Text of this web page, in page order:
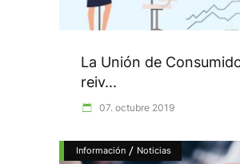
La Unión de
reiv...
07. octubre 2019
Información / Noticias